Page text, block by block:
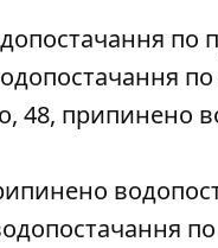
по
по
48, припинено
по